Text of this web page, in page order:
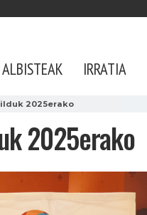
ALBISTEAK IRRATIA
2025erako
2025erako